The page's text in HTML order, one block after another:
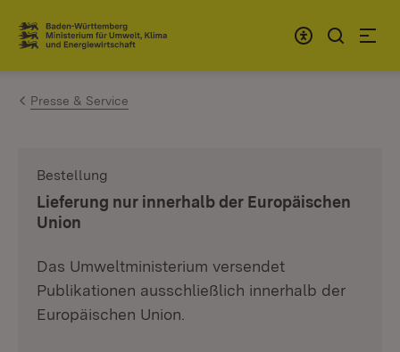
Zum Inhalt springen
Link zur Startseite
Presse & Service
Bestellung
Lieferung nur innerhalb der Europäischen
Union
Das Umweltministerium versendet
Publikationen ausschließlich innerhalb der
Europäischen Union.